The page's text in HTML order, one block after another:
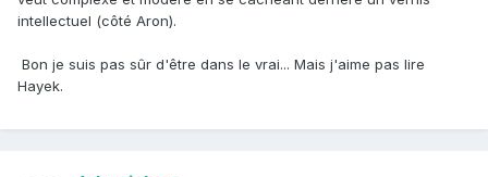
intellectuel (côté Aron).
Bon je suis pas sûr d'être dans le vrai... Mais j'aime pas lire
Hayek.